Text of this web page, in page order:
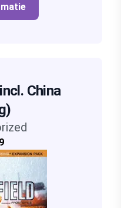
China